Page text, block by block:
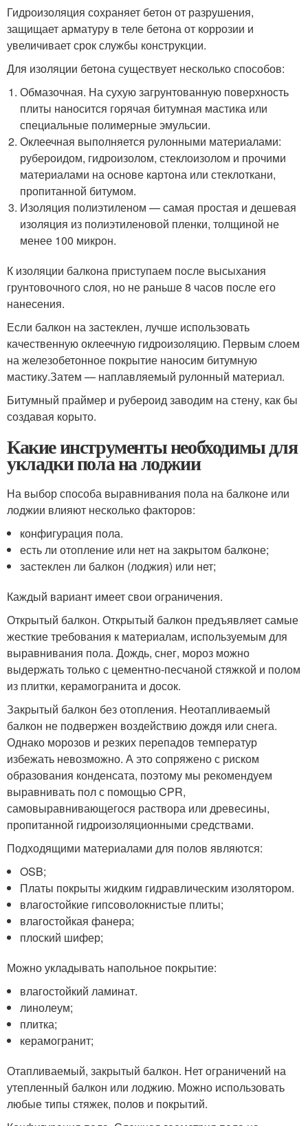
Гидроизоляция сохраняет бетон от разрушения,
защищает арматуру в теле бетона от коррозии и
увеличивает срок службы конструкции.
Для изоляции бетона существует несколько способов:
Обмазочная. На сухую загрунтованную поверхность
плиты наносится горячая битумная мастика или
специальные полимерные эмульсии.
Оклеечная выполняется рулонными материалами:
рубероидом, гидроизолом, стеклоизолом и прочими
материалами на основе картона или стеклоткани,
пропитанной битумом.
Изоляция полиэтиленом — самая простая и дешевая
изоляция из полиэтиленовой пленки, толщиной не
менее 100 микрон.
К изоляции балкона приступаем после высыхания
грунтовочного слоя, но не раньше 8 часов после его
нанесения.
Если балкон на застеклен, лучше использовать
качественную оклеечную гидроизоляцию. Первым слоем
на железобетонное покрытие наносим битумную
мастику.Затем — наплавляемый рулонный материал.
Битумный праймер и рубероид заводим на стену, как бы
создавая корыто.
Какие инструменты необходимы для
укладки пола на лоджии
На выбор способа выравнивания пола на балконе или
лоджии влияют несколько факторов:
конфигурация пола.
есть ли отопление или нет на закрытом балконе;
застеклен ли балкон (лоджия) или нет;
Каждый вариант имеет свои ограничения.
Открытый балкон. Открытый балкон предъявляет самые
жесткие требования к материалам, используемым для
выравнивания пола. Дождь, снег, мороз можно
выдержать только с цементно-песчаной стяжкой и полом
из плитки, керамогранита и досок.
Закрытый балкон без отопления. Неотапливаемый
балкон не подвержен воздействию дождя или снега.
Однако морозов и резких перепадов температур
избежать невозможно. А это сопряжено с риском
образования конденсата, поэтому мы рекомендуем
выравнивать пол с помощью CPR,
самовыравнивающегося раствора или древесины,
пропитанной гидроизоляционными средствами.
Подходящими материалами для полов являются:
OSB;
Платы покрыты жидким гидравлическим изолятором.
влагостойкие гипсоволокнистые плиты;
влагостойкая фанера;
плоский шифер;
Можно укладывать напольное покрытие:
влагостойкий ламинат.
линолеум;
плитка;
керамогранит;
Отапливаемый, закрытый балкон. Нет ограничений на
утепленный балкон или лоджию. Можно использовать
любые типы стяжек, полов и покрытий.